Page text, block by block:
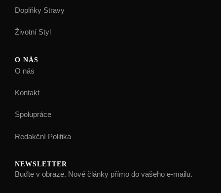
Doplňky Stravy
Životní Styl
O NÁS
O nás
Kontakt
Spolupráce
Redakční Politika
NEWSLETTER
Buďte v obraze. Nové články přímo do vašeho e-mailu.